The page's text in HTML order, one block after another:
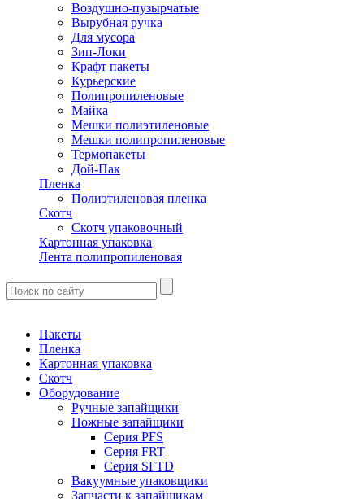
Воздушно-пузырчатые
Вырубная ручка
Для мусора
Зип-Локи
Крафт пакеты
Курьерские
Полипропиленовые
Майка
Мешки полиэтиленовые
Мешки полипропиленовые
Термопакеты
Дой-Пак
Пленка
Полиэтиленовая пленка
Скотч
Скотч упаковочный
Картонная упаковка
Лента полипропиленовая
Пакеты
Пленка
Картонная упаковка
Скотч
Оборудование
Ручные запайщики
Ножные запайщики
Серия PFS
Серия FRT
Серия SFTD
Вакуумные упаковщики
Запчасти к запайщикам